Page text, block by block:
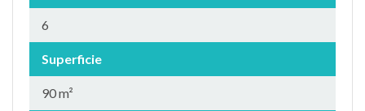
6
Superficie
90 m²